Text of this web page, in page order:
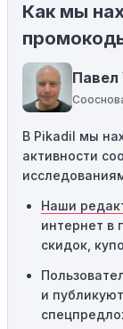
Ограничения
Некоторые
пытаетесь
промокоды
порога
сумма в
код не
промокодов
местами или
пределами
применяться.
Как мы
В Pikadil мы
активности
Наши
интернет в
скидок,
и